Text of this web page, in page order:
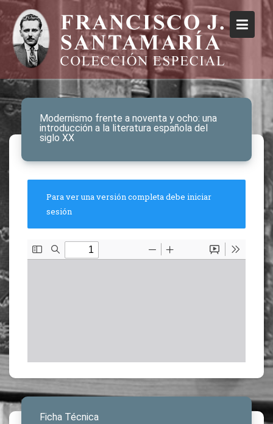
Modernismo frente a noventa y ocho: una
introducción a la literatura española del
siglo XX
Para ver una versión completa debe iniciar
sesión
Ficha Técnica